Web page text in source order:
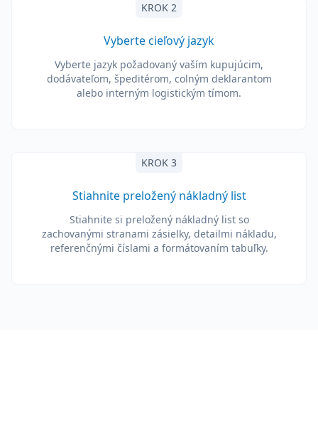
KROK 2
Vyberte cieľový jazyk
Vyberte jazyk požadovaný vaším kupujúcim,
dodávateľom, špeditérom, colným deklarantom
alebo interným logistickým tímom.
KROK 3
Stiahnite preložený nákladný list
Stiahnite si preložený nákladný list so
zachovanými stranami zásielky, detailmi nákladu,
referenčnými číslami a formátovaním tabuľky.